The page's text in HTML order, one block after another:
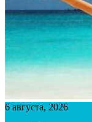
6 августа, 2026